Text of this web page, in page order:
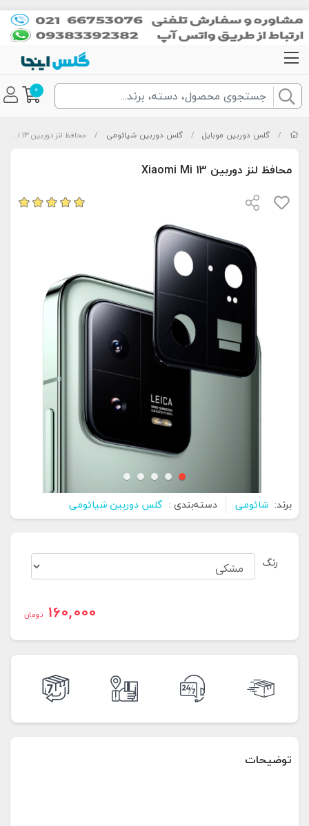
0
/ گلس دوربین موبایل / گلس دوربین شیائومی / محافظ لنز دوربین Xiaomi Mi 13
محافظ لنز دوربین Xiaomi Mi 13
برند: شائومی دسته‌بندی : گلس دوربین شیائومی
رنگ
160,000 تومان
توضیحات